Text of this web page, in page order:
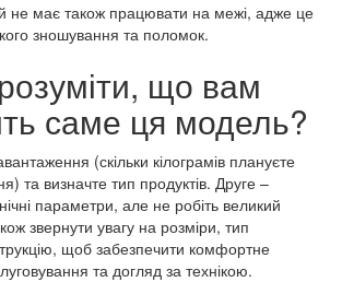
не має також працювати на межі, адже це
зношування та поломок.
що вам
саме ця модель?
(скільки кілограмів плануєте
та визначте тип продуктів. Друге –
параметри, але не робіть великий
звернути увагу на розміри, тип
щоб забезпечити комфортне
та догляд за технікою.